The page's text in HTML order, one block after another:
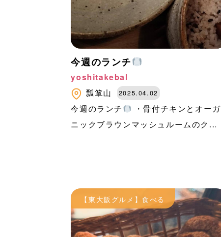
今週のランチ
yoshitakebal
瓢箪山
2025.04.02
今週のランチ
・骨付チキンとオーガ
ニックブラウンマッシュルームのク...
【東大阪グルメ】食べる